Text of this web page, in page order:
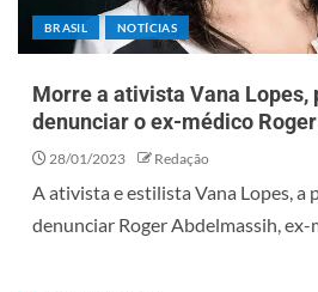
BRASIL NOTÍCIAS
Morre a ativista Vana
denunciar o ex-médico
28/01/2023 Redação
A ativista e estilista Vana Lopes, a
denunciar Roger Abdelmassih, ex-